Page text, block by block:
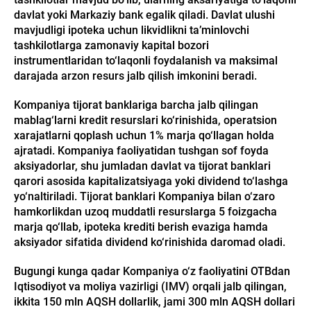
davlat yoki Markaziy bank egalik qiladi. Davlat ulushi
mavjudligi ipoteka uchun likvidlikni ta’minlovchi
tashkilotlarga zamonaviy kapital bozori
instrumentlaridan to‘laqonli foydalanish va maksimal
darajada arzon resurs jalb qilish imkonini beradi.
Kompaniya tijorat banklariga barcha jalb qilingan
mablag‘larni kredit resurslari ko‘rinishida, operatsion
xarajatlarni qoplash uchun 1% marja qo‘llagan holda
ajratadi. Kompaniya faoliyatidan tushgan sof foyda
aksiyadorlar, shu jumladan davlat va tijorat banklari
qarori asosida kapitalizatsiyaga yoki dividend to‘lashga
yo‘naltiriladi. Tijorat banklari Kompaniya bilan o‘zaro
hamkorlikdan uzoq muddatli resurslarga 5 foizgacha
marja qo‘llab, ipoteka krediti berish evaziga hamda
aksiyador sifatida dividend ko‘rinishida daromad oladi.
Bugungi kunga qadar Kompaniya o‘z faoliyatini OTBdan
Iqtisodiyot va moliya vazirligi (IMV) orqali jalb qilingan,
ikkita 150 mln AQSH dollarlik, jami 300 mln AQSH dollari